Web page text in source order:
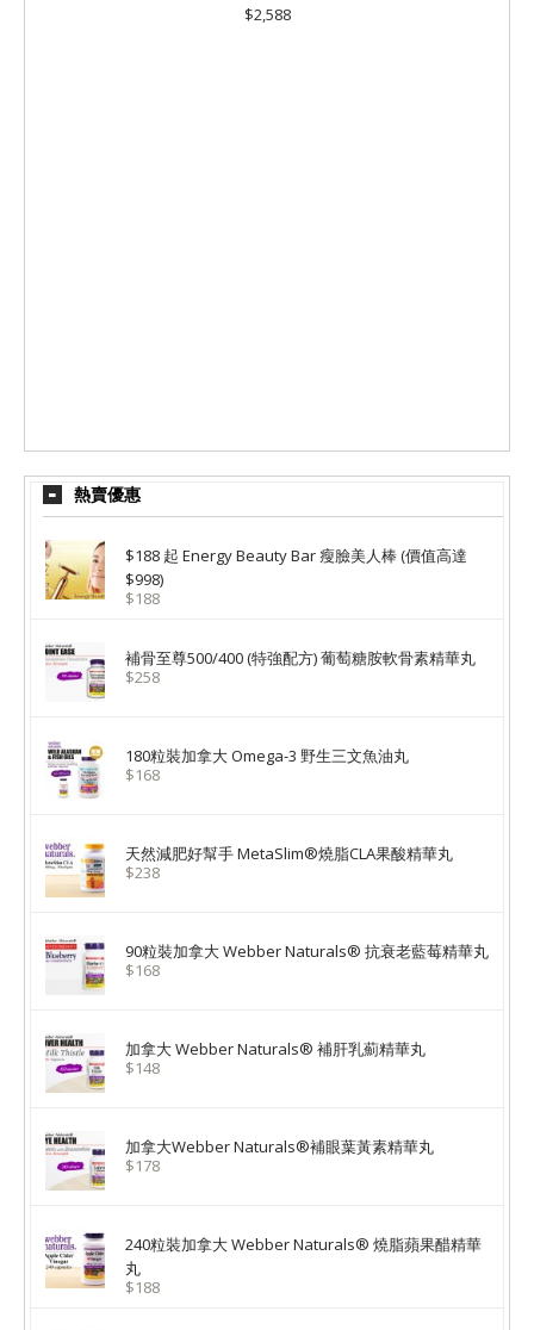
$2,588
熱賣優惠
$188 起 Energy Beauty Bar 瘦臉美人棒 (價值高達
$998)
$188
補骨至尊500/400 (特強配方) 葡萄糖胺軟骨素精華丸
$258
180粒裝加拿大 Omega-3 野生三文魚油丸
$168
天然減肥好幫手 MetaSlim®燒脂CLA果酸精華丸
$238
90粒裝加拿大 Webber Naturals® 抗衰老藍莓精華丸
$168
加拿大 Webber Naturals® 補肝乳薊精華丸
$148
加拿大Webber Naturals®補眼葉黃素精華丸
$178
240粒裝加拿大 Webber Naturals® 燒脂蘋果醋精華
丸
$188